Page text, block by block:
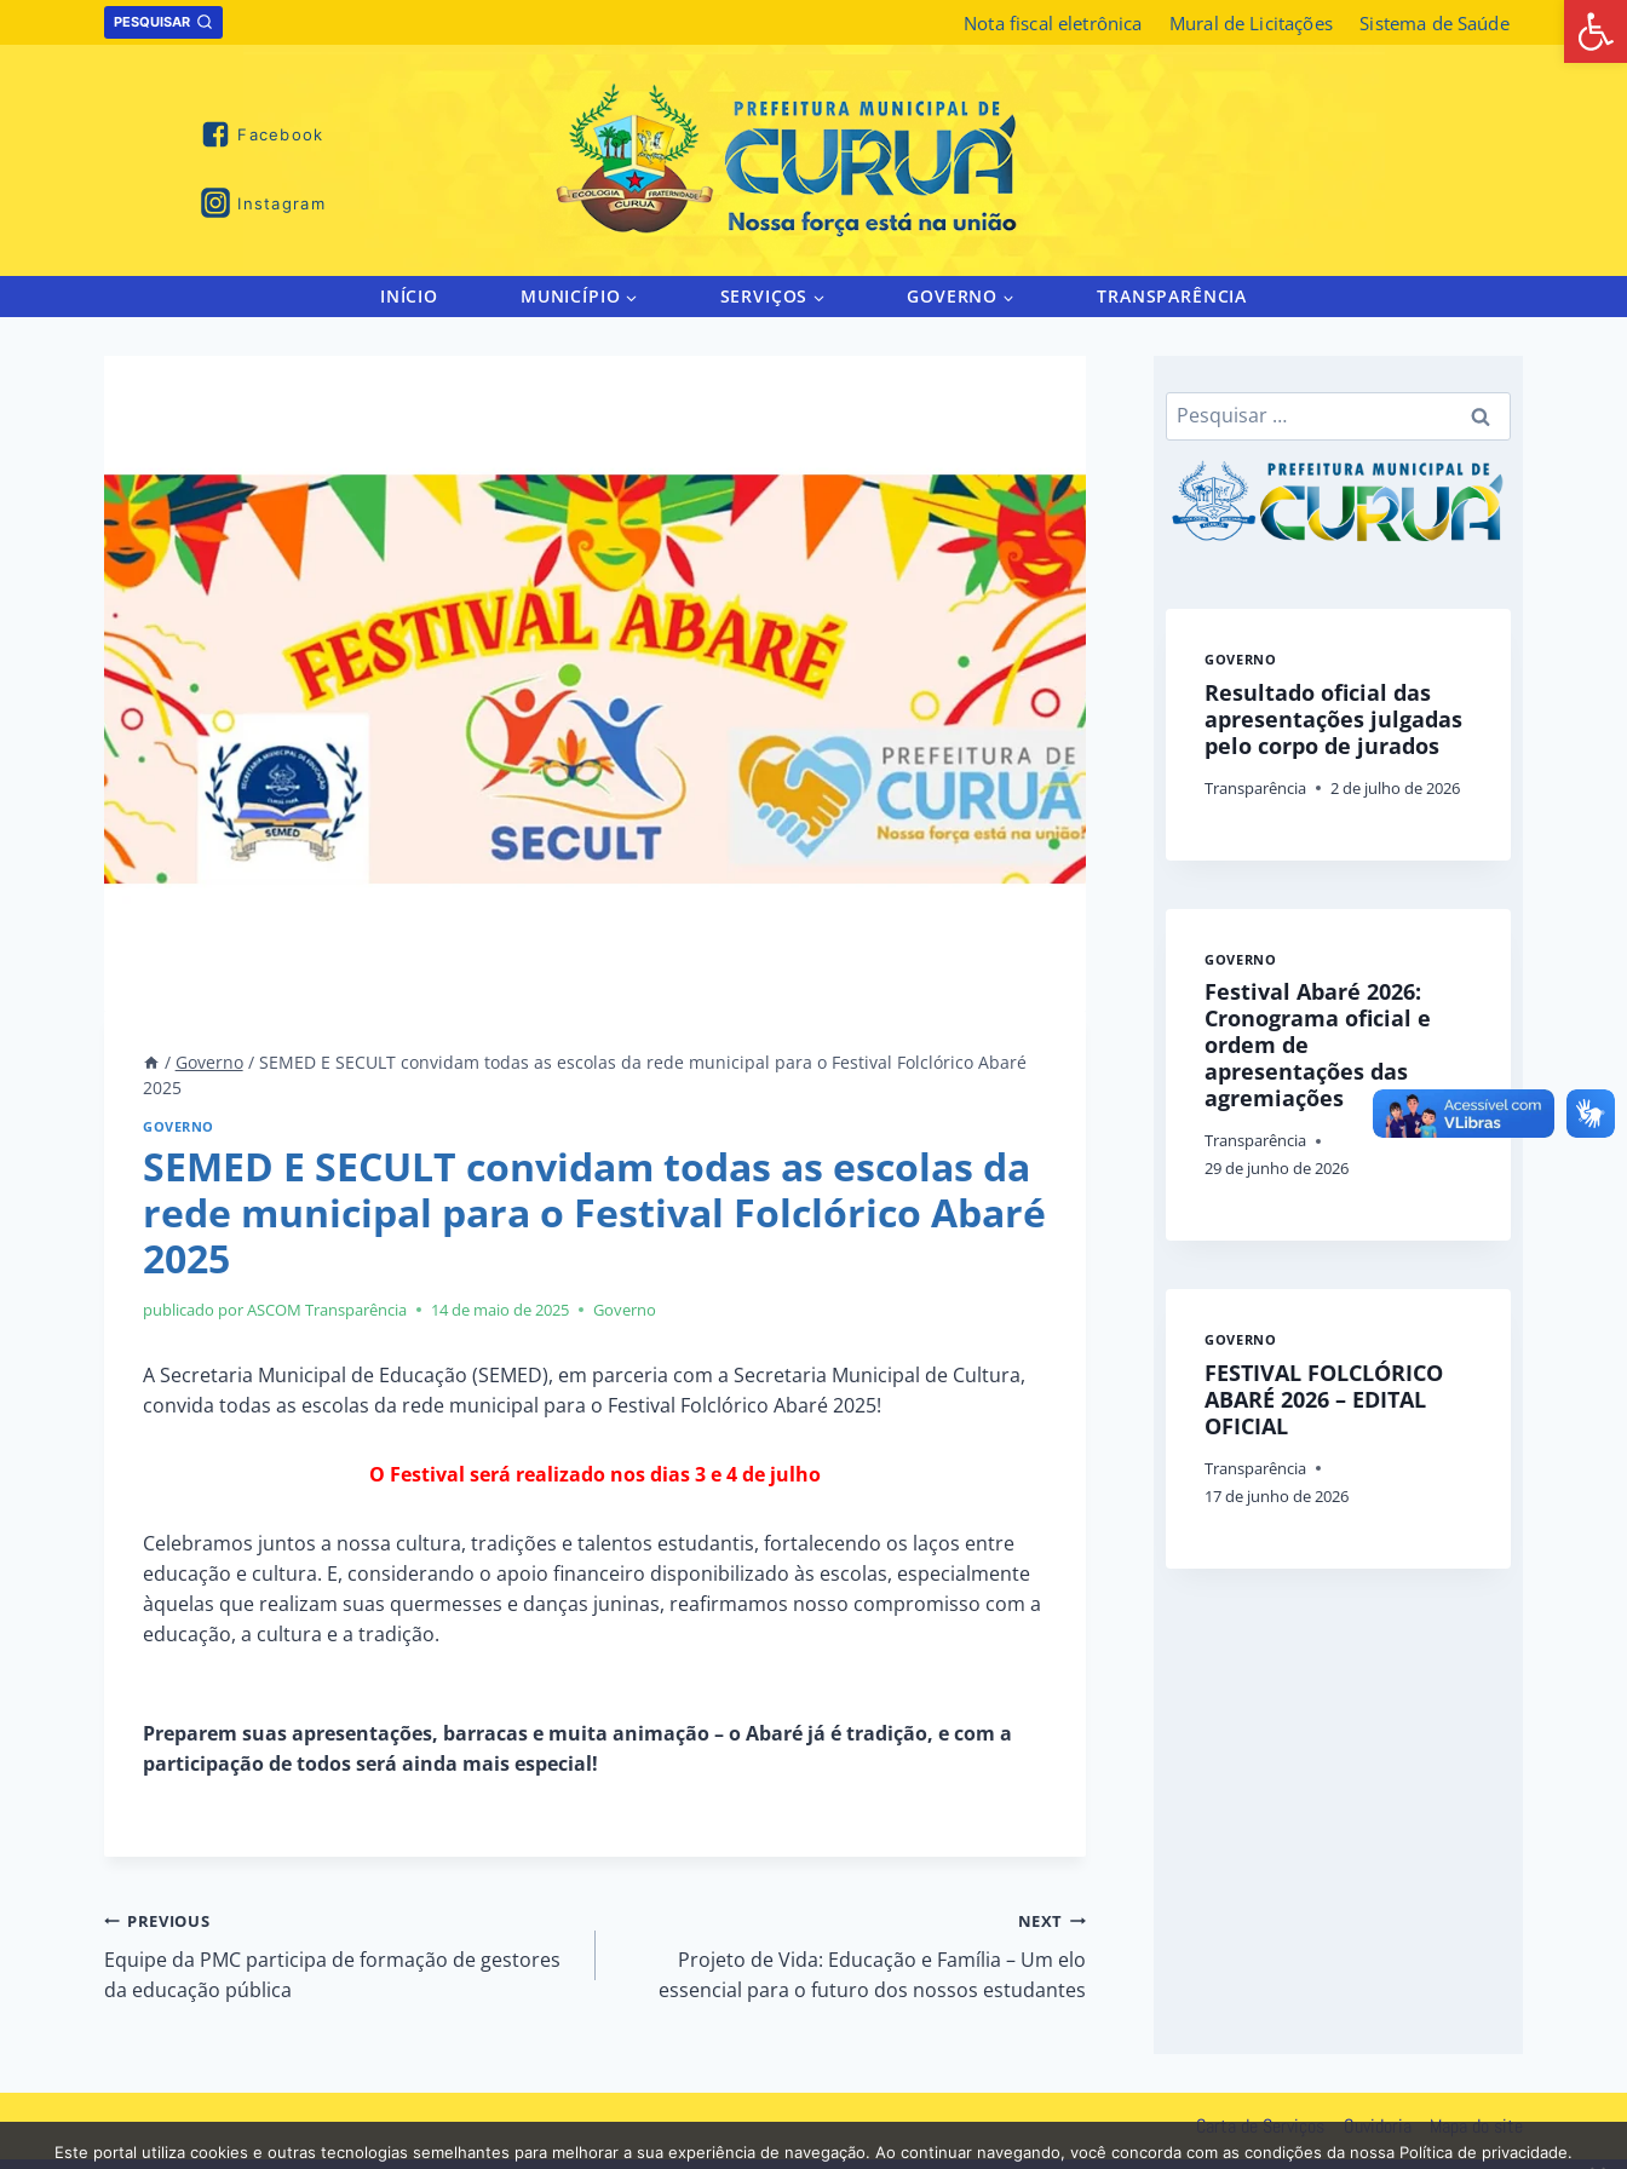
to
PESQUISAR Nota fiscal eletrônica Mural de Licitações Sistema de Saúde
Facebook
Instagram
INÍCIO MUNICÍPIO SERVIÇOS GOVERNO TRANSPARÊNCIA
/ Governo / SEMED E SECULT convidam todas as escolas da rede municipal para o Festival Folclórico Abaré
2025
GOVERNO
SEMED E SECULT convidam todas as escolas da
rede municipal para o Festival Folclórico Abaré
2025
publicado por ASCOM Transparência 14 de maio de 2025 Governo
A Secretaria Municipal de Educação (SEMED), em parceria com a Secretaria Municipal de Cultura,
convida todas as escolas da rede municipal para o Festival Folclórico Abaré 2025!
O Festival será realizado nos dias 3 e 4 de julho
Celebramos juntos a nossa cultura, tradições e talentos estudantis, fortalecendo os laços entre
educação e cultura. E, considerando o apoio financeiro disponibilizado às escolas, especialmente
àquelas que realizam suas quermesses e danças juninas, reafirmamos nosso compromisso com a
educação, a cultura e a tradição.
Preparem suas apresentações, barracas e muita animação – o Abaré já é tradição, e com a
participação de todos será ainda mais especial!
Navegação
de
PREVIOUS
Equipe da PMC participa de formação de gestores
da educação pública
NEXT
Projeto de Vida: Educação e Família – Um elo
essencial para o futuro dos nossos estudantes
Pesquisar
por:
GOVERNO
Resultado oficial das
apresentações julgadas
pelo corpo de jurados
Transparência 2 de julho de 2026
GOVERNO
Festival Abaré 2026:
Cronograma oficial e
ordem de
apresentações das
agremiações
Transparência
29 de junho de 2026
GOVERNO
FESTIVAL FOLCLÓRICO
ABARÉ 2026 – EDITAL
OFICIAL
Transparência
17 de junho de 2026
Carta de Serviços Ouvidoria Mapa do site
Este portal utiliza cookies e outras tecnologias semelhantes para melhorar a sua experiência de navegação. Ao continuar navegando, você concorda com as condições da nossa Política de privacidade.